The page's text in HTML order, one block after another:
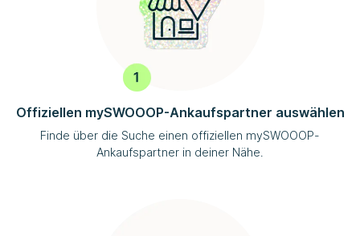
Offiziellen mySWOOOP-Ankaufspartner auswählen
Finde über die Suche einen offiziellen mySWOOOP-
Ankaufspartner in deiner Nähe.